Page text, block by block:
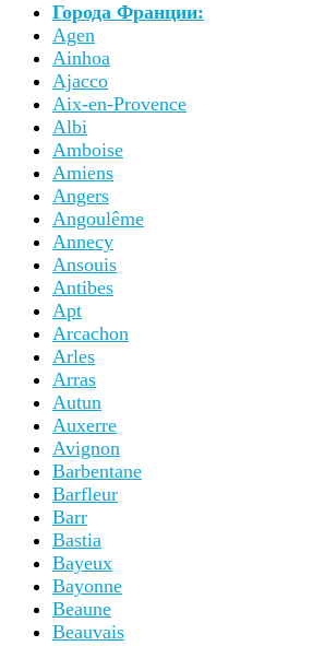
Города Франции:
Agen
Ainhoa
Ajacco
Aix-en-Provence
Albi
Amboise
Amiens
Angers
Angoulême
Annecy
Ansouis
Antibes
Apt
Arcachon
Arles
Arras
Autun
Auxerre
Avignon
Barbentane
Barfleur
Barr
Bastia
Bayeux
Bayonne
Beaune
Beauvais